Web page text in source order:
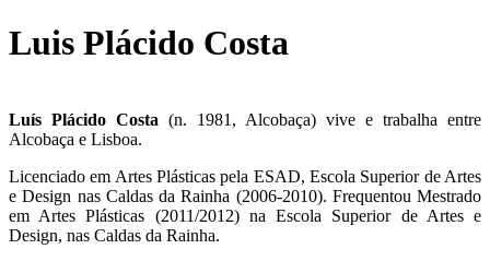
Luis Plácido Costa
Luís Plácido Costa (n. 1981, Alcobaça) vive e trabalha entre
Alcobaça e Lisboa.
Licenciado em Artes Plásticas pela ESAD, Escola Superior de Artes
e Design nas Caldas da Rainha (2006-2010). Frequentou Mestrado
em Artes Plásticas (2011/2012) na Escola Superior de Artes e
Design, nas Caldas da Rainha.